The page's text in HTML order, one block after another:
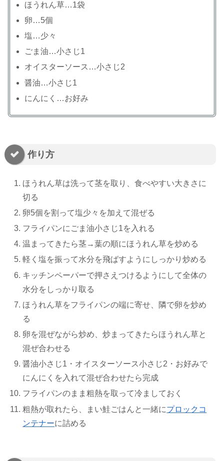
ほうれん草…1袋
卵…5個
塩…少々
ごま油…小さじ1
オイスターソース…小さじ2
醤油…小さじ1
にんにく…お好み
作り方
ほうれん草は洗って茎を取り、食べやすい大きさに
切る
卵5個を割って塩少々を加えて混ぜる
フライパンにごま油小さじ1を入れる
温まってきたら茎→葉の順にほうれん草を炒める
軽く塩を振って水分を飛ばすようにしっかり炒める
キッチンペーパーで押さえつけるようにして全体の
水分をしっかり取る
ほうれん草をフライパンの端に寄せ、隣で卵を炒め
る
卵を混ぜながら炒め、炒まってきたらほうれん草と
混ぜ合わせる
醤油小さじ1・オイスターソース小さじ2・お好みで
にんにくを入れて混ぜ合わせたら完成
フライパンのまま粗熱を取って冷ましておく
粗熱が取れたら、まい鮭ごはんと一緒にプロックコ
ンテナーに詰める